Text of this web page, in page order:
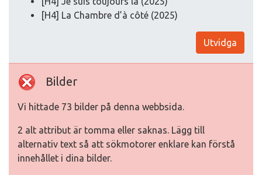
[H4] La Chambre d’à côté (2025)
Utvidga
Bilder
Vi hittade 73 bilder på denna webbsida.
2 alt attribut är tomma eller saknas. Lägg till
alternativ text så att sökmotorer enklare kan förstå
innehållet i dina bilder.